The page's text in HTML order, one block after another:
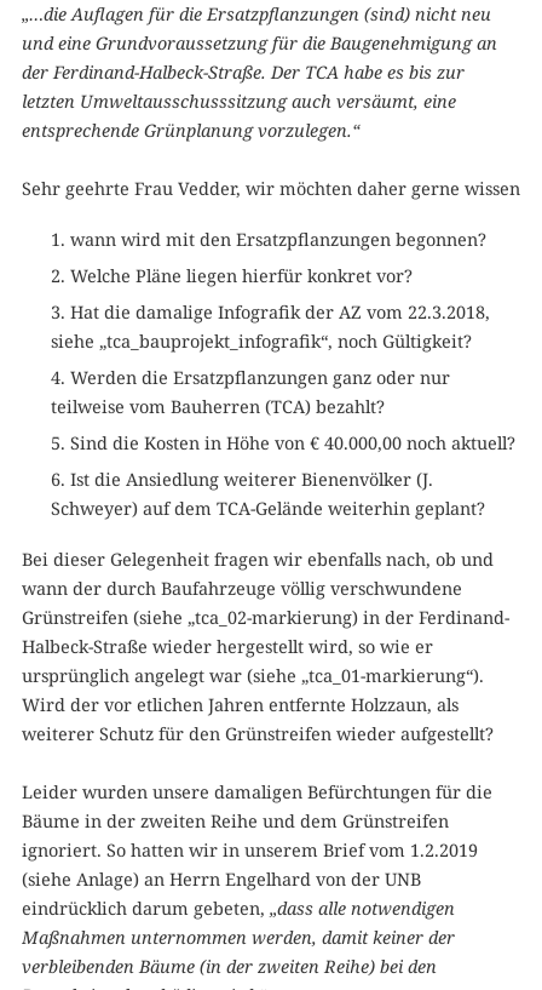
„…die Auflagen für die Ersatzpflanzungen (sind) nicht neu
und eine Grundvoraussetzung für die Baugenehmigung an
der Ferdinand-Halbeck-Straße. Der TCA habe es bis zur
letzten Umweltausschusssitzung auch versäumt, eine
entsprechende Grünplanung vorzulegen.“
Sehr geehrte Frau Vedder, wir möchten daher gerne wissen
wann wird mit den Ersatzpflanzungen begonnen?
Welche Pläne liegen hierfür konkret vor?
Hat die damalige Infografik der AZ vom 22.3.2018,
siehe „tca_bauprojekt_infografik“, noch Gültigkeit?
Werden die Ersatzpflanzungen ganz oder nur
teilweise vom Bauherren (TCA) bezahlt?
Sind die Kosten in Höhe von € 40.000,00 noch aktuell?
Ist die Ansiedlung weiterer Bienenvölker (J.
Schweyer) auf dem TCA-Gelände weiterhin geplant?
Bei dieser Gelegenheit fragen wir ebenfalls nach, ob und
wann der durch Baufahrzeuge völlig verschwundene
Grünstreifen (siehe „tca_02-markierung) in der Ferdinand-
Halbeck-Straße wieder hergestellt wird, so wie er
ursprünglich angelegt war (siehe „tca_01-markierung“).
Wird der vor etlichen Jahren entfernte Holzzaun, als
weiterer Schutz für den Grünstreifen wieder aufgestellt?
Leider wurden unsere damaligen Befürchtungen für die
Bäume in der zweiten Reihe und dem Grünstreifen
ignoriert. So hatten wir in unserem Brief vom 1.2.2019
(siehe Anlage) an Herrn Engelhard von der UNB
eindrücklich darum gebeten, „dass alle notwendigen
Maßnahmen unternommen werden, damit keiner der
verbleibenden Bäume (in der zweiten Reihe) bei den